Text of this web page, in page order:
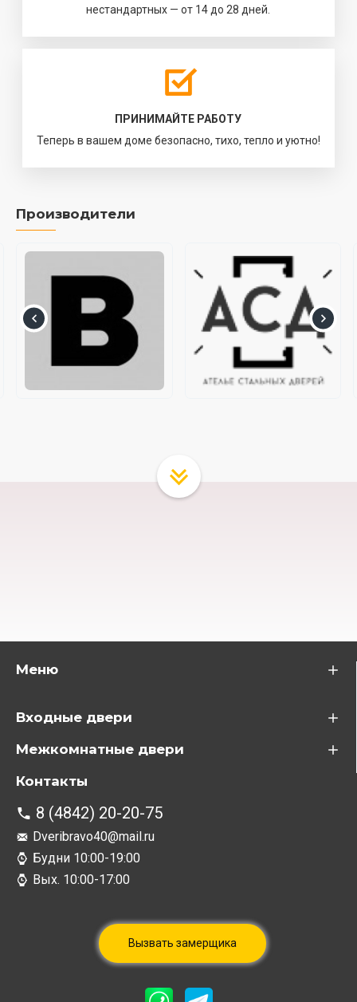
нестандартных — от 14 до 28 дней.
ПРИНИМАЙТЕ РАБОТУ
Теперь в вашем доме безопасно, тихо, тепло и уютно!
Производители
Меню
Входные двери
Межкомнатные двери
Контакты
8 (4842) 20-20-75
Dveribravo40@mail.ru
Будни 10:00-19:00
Вых. 10:00-17:00
Вызвать замерщика